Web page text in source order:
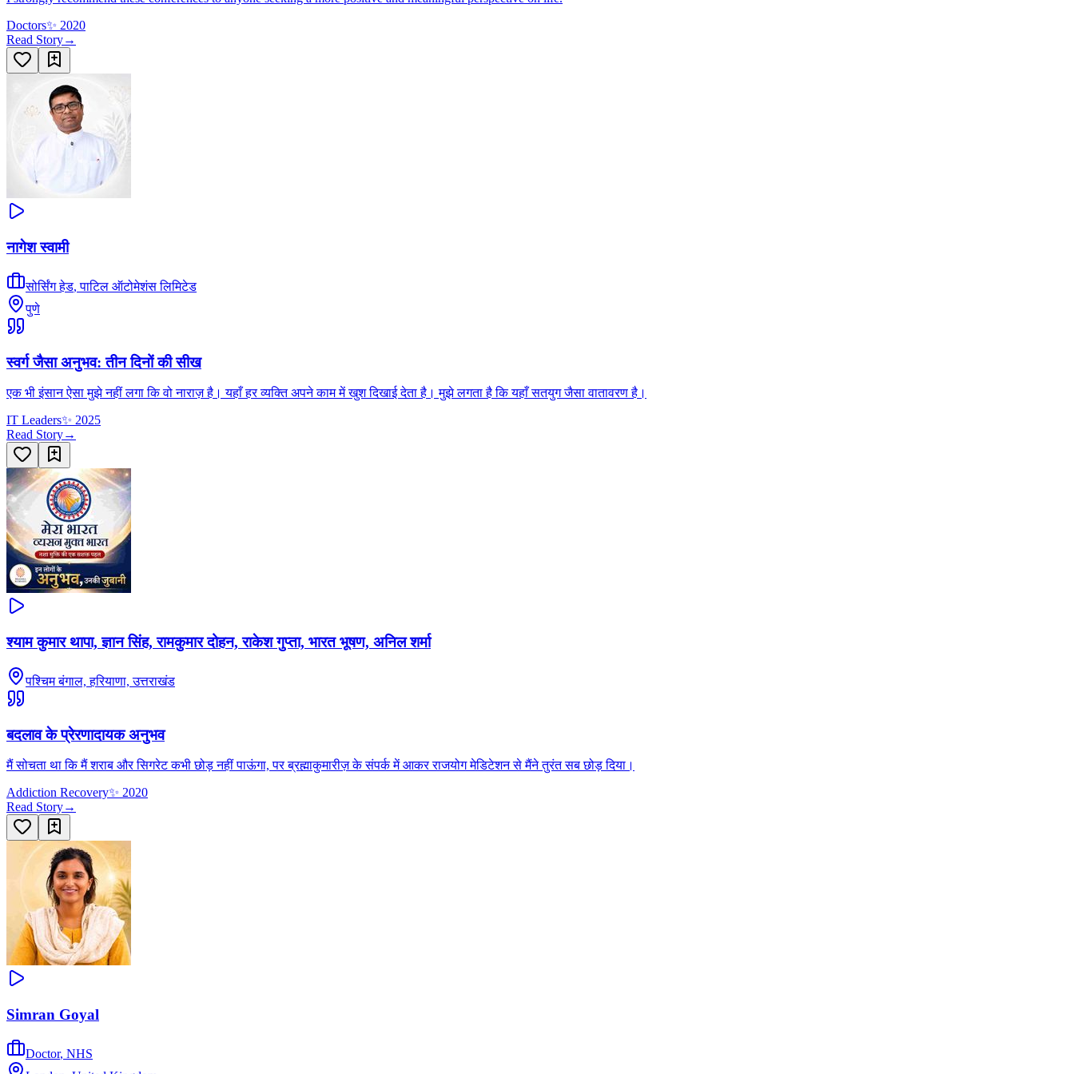
Doctors✨ 2020
Read Story→
नागेश स्वामी
सोर्सिंग हेड,पाटिल ऑटोमेशंस लिमिटेड
पुणे
स्वर्ग जैसा अनुभव: तीन दिनों की सीख
एक भी इंसान ऐसा मुझे नहीं लगा कि वो नाराज़ है। यहाँ हर व्यक्ति अपने काम में खुश दिखाई देता है। मुझे लगता है कि यहाँ सतयुग जैसा वातावरण है।
IT Leaders✨ 2025
Read Story→
श्याम कुमार थापा, ज्ञान सिंह, रामकुमार दोहन, राकेश गुप्ता, भारत भूषण, अनिल शर्मा
पश्चिम बंगाल, हरियाणा, उत्तराखंड
बदलाव के प्रेरणादायक अनुभव
मैं सोचता था कि मैं शराब और सिगरेट कभी छोड़ नहीं पाऊंगा, पर ब्रह्माकुमारीज़ के संपर्क में आकर राजयोग मेडिटेशन से मैंने तुरंत सब छोड़ दिया।
Addiction Recovery✨ 2020
Read Story→
Simran Goyal
Doctor, NHS